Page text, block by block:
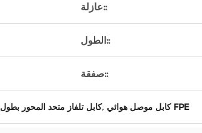
عازلة::
الطول::
صفقة::
كابل تلفاز متحد المحور بطول 1000 قدم, كابل موصل هوائي FPE